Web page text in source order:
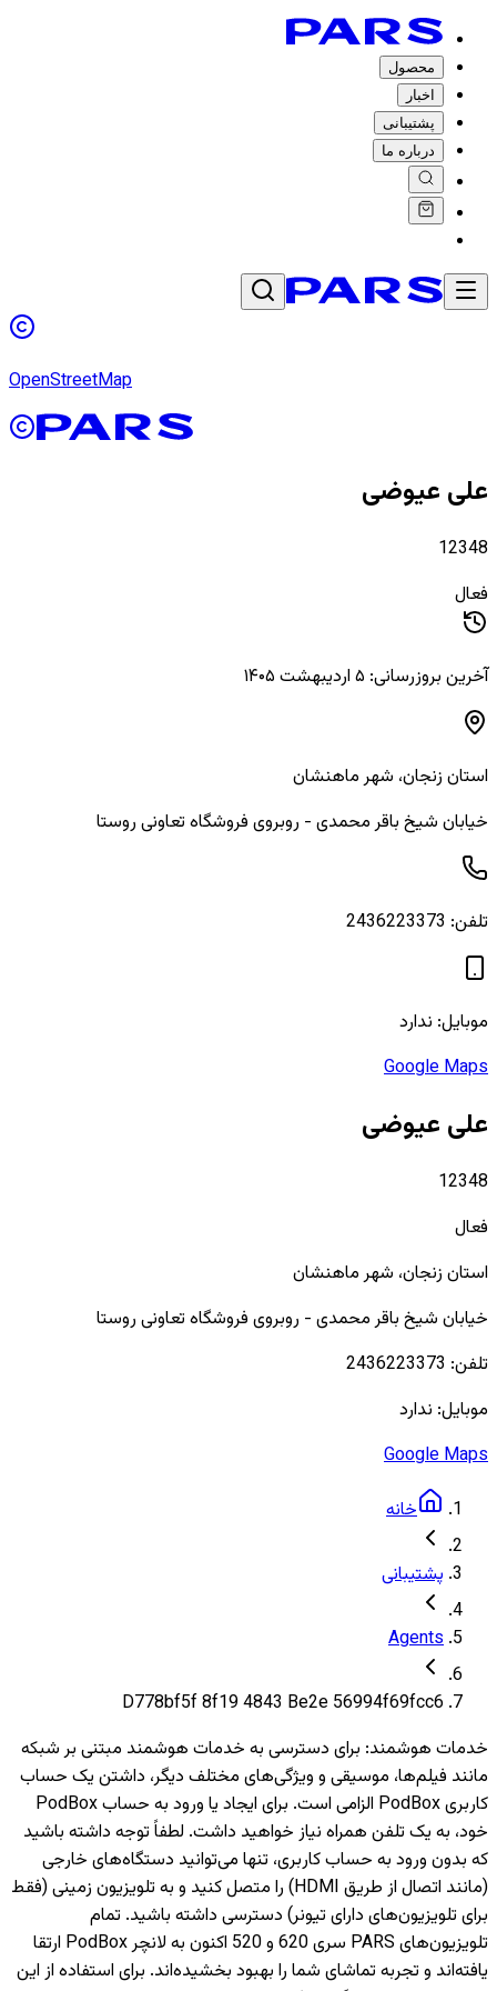
محصول
اخبار
پشتیبانی
درباره ما
OpenStreetMap
علی عیوضی
12348
فعال
آخرین بروزرسانی: ۵ اردیبهشت ۱۴۰۵
استان زنجان، شهرماهنشان
خیابان شیخ باقر محمدی - روبروی فروشگاه تعاونی روستا
تلفن: 2436223373
موبایل: ندارد
Google Maps
علی عیوضی
12348
فعال
استان زنجان، شهرماهنشان
خیابان شیخ باقر محمدی - روبروی فروشگاه تعاونی روستا
تلفن: 2436223373
موبایل: ندارد
Google Maps
خانه
پشتیبانی
Agents
D778bf5f 8f19 4843 Be2e 56994f69fcc6
خدمات هوشمند: برای دسترسی به خدمات هوشمند مبتنی بر شبکه
مانند فیلم‌ها، موسیقی و ویژگی‌های مختلف دیگر، داشتن یک حساب
کاربری PodBox الزامی است. برای ایجاد یا ورود به حساب PodBox
خود، به یک تلفن همراه نیاز خواهید داشت. لطفاً توجه داشته باشید
که بدون ورود به حساب کاربری، تنها می‌توانید دستگاه‌های خارجی
(مانند اتصال از طریق HDMI) را متصل کنید و به تلویزیون‌ زمینی (فقط
برای تلویزیون‌های دارای تیونر) دسترسی داشته باشید. تمام
تلویزیون‌های PARS سری 620 و 520 اکنون به لانچر PodBox ارتقا
یافته‌اند و تجربه تماشای شما را بهبود بخشیده‌اند. برای استفاده از این